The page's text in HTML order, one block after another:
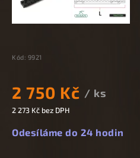
Kód: 9921
2 750 Kč / ks
2 273 Kč bez DPH
Odesíláme do 24 hodin